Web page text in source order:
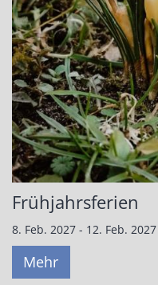
Frühjahrsferien
8. Feb. 2027 - 12. Feb. 2027
Mehr